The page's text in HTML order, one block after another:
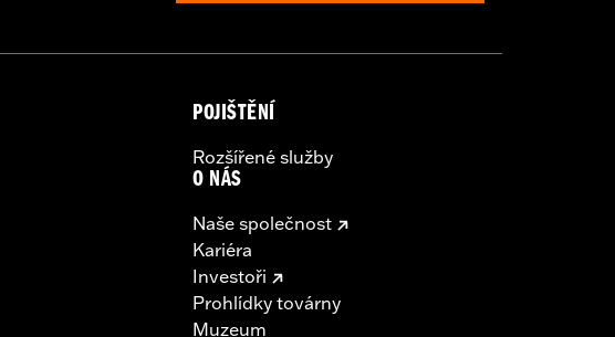
POJIŠTĚNÍ
Rozšířené služby
O NÁS
Naše společnost
Kariéra
Investoři
Prohlídky továrny
Muzeum